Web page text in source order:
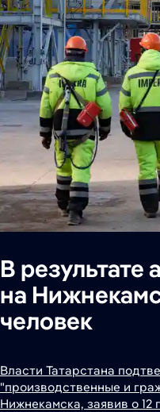
В
на
человек
Власти Татарстана
"производственные и
Нижнекамска, заявив о 12